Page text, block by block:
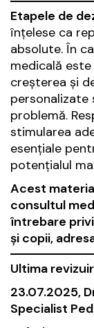
Etapele de
înțelese ca
absolute. În
medicală
creșterea și
personalizate
problemă.
stimularea
esențiale
potențialul
Acest
consultul
întrebare
și copii,
Ultima
23.07.2025,
Specialist